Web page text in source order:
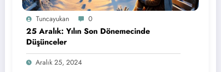
Tuncayukan 0
25 Aralık: Yılın Son Dönemecinde
Düşünceler
Aralık 25, 2024